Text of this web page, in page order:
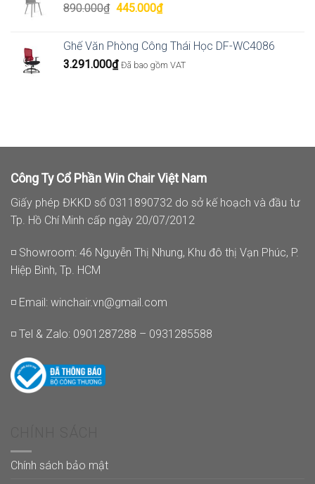
890.000₫ Giá
890.000₫.
445.000₫Giá
là:
445.000₫.
Ghế Văn Phòng Công Thái Học DF-WC4086
3.291.000₫ Đã bao gồm VAT
Công Ty Cổ Phần Win Chair Việt Nam
Giấy phép ĐKKD số 0311890732 do sở kế hoạch và đầu tư
Tp. Hồ Chí Minh cấp ngày 20/07/2012
◽ Showroom: 46 Nguyễn Thị Nhung, Khu đô thị Vạn Phúc, P.
Hiệp Bình, Tp. HCM
◽ Email: winchair.vn@gmail.com
◽ Tel & Zalo: 0901287288 – 0931285588
Chính sách bảo mật